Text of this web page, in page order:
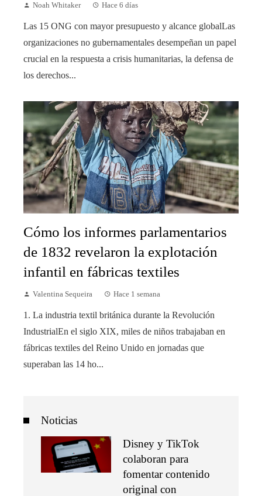
Noah Whitaker Hace 6 días
Las 15 ONG con mayor presupuesto y alcance globalLas
organizaciones no gubernamentales desempeñan un papel
crucial en la respuesta a crisis humanitarias, la defensa de
los derechos...
Cómo los informes parlamentarios
de 1832 revelaron la explotación
infantil en fábricas textiles
Valentina Sequeira Hace 1 semana
1. La industria textil británica durante la Revolución
IndustrialEn el siglo XIX, miles de niños trabajaban en
fábricas textiles del Reino Unido en jornadas que
superaban las 14 ho...
Noticias
Disney y TikTok
colaboran para
fomentar contenido
original con